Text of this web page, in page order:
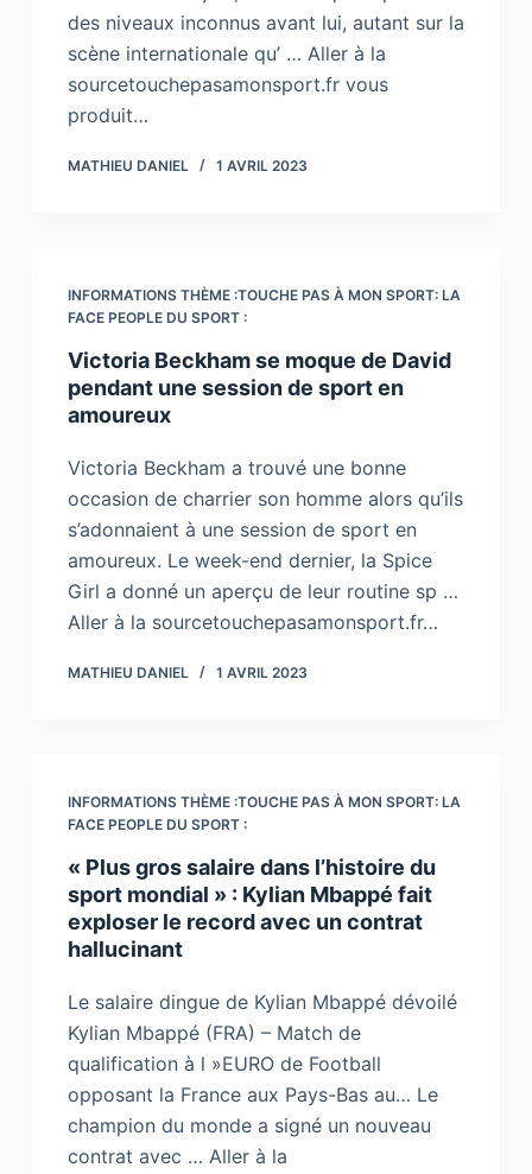
des niveaux inconnus avant lui, autant sur la
scène internationale qu’ … Aller à la
sourcetouchepasamonsport.fr vous
produit…
MATHIEU DANIEL 1 AVRIL 2023
INFORMATIONS THÈME :TOUCHE PAS À MON SPORT: LA
FACE PEOPLE DU SPORT :
Victoria Beckham se moque de David
pendant une session de sport en
amoureux
Victoria Beckham a trouvé une bonne
occasion de charrier son homme alors qu’ils
s’adonnaient à une session de sport en
amoureux. Le week-end dernier, la Spice
Girl a donné un aperçu de leur routine sp …
Aller à la sourcetouchepasamonsport.fr…
MATHIEU DANIEL 1 AVRIL 2023
INFORMATIONS THÈME :TOUCHE PAS À MON SPORT: LA
FACE PEOPLE DU SPORT :
« Plus gros salaire dans l’histoire du
sport mondial » : Kylian Mbappé fait
exploser le record avec un contrat
hallucinant
Le salaire dingue de Kylian Mbappé dévoilé
Kylian Mbappé (FRA) – Match de
qualification à l »EURO de Football
opposant la France aux Pays-Bas au… Le
champion du monde a signé un nouveau
contrat avec … Aller à la